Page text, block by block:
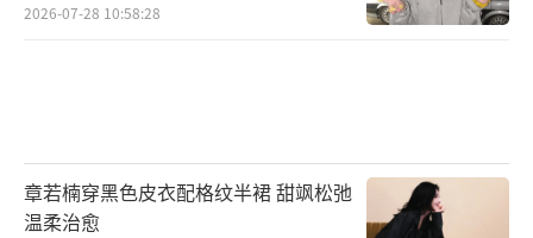
2026-07-28 10:58:28
章若楠穿黑色皮衣配格纹半裙 甜飒松弛
温柔治愈